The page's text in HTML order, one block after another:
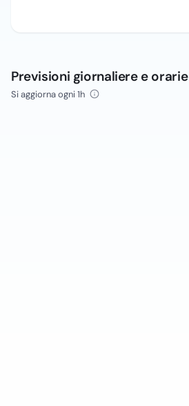
Previsioni giornaliere e orarie
Si aggiorna ogni 1h